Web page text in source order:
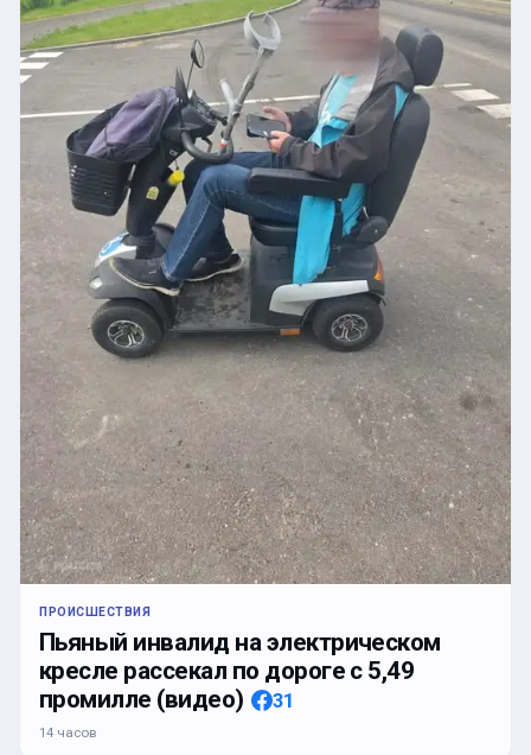
ПРОИСШЕСТВИЯ
Пьяный инвалид на электрическом
кресле рассекал по дороге с 5,49
промилле (видео)
31
14 часов